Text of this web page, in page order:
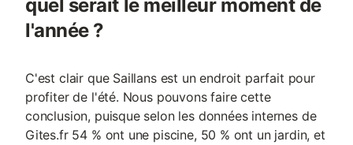
quel serait le meilleur moment de
l'année ?
C'est clair que Saillans est un endroit parfait pour
profiter de l'été. Nous pouvons faire cette
conclusion, puisque selon les données internes de
Gites.fr 54 % ont une piscine, 50 % ont un jardin, et